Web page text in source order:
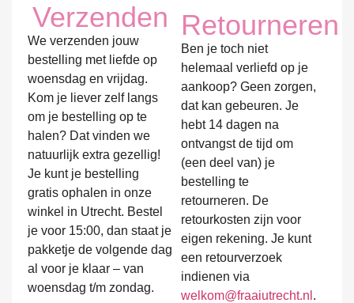
Verzenden
We verzenden jouw
bestelling met liefde op
woensdag en vrijdag.
Kom je liever zelf langs
om je bestelling op te
halen? Dat vinden we
natuurlijk extra gezellig!
Je kunt je bestelling
gratis ophalen in onze
winkel in Utrecht. Bestel
je voor 15:00, dan staat je
pakketje de volgende dag
al voor je klaar – van
woensdag t/m zondag.
Retourneren
Ben je toch niet
helemaal verliefd op je
aankoop? Geen zorgen,
dat kan gebeuren. Je
hebt 14 dagen na
ontvangst de tijd om
(een deel van) je
bestelling te
retourneren. De
retourkosten zijn voor
eigen rekening. Je kunt
een retourverzoek
indienen via
welkom@fraaiutrecht.nl .